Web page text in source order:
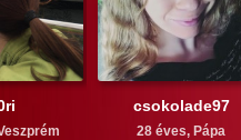
csokolade97
28 éves, Pápa